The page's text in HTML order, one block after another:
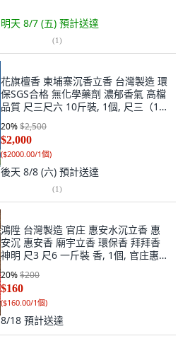
明天 8/7 (五) 預計送達
(1)
花旗檀香 柬埔寨沉香立香 台灣製造 環
保SGS合格 無化學藥劑 濃郁香氣 高檔
品質 尺三尺六 10斤裝, 1個, 尺三（10
20%$2,500
$2,000
($2000.00/1個)
後天 8/8 (六) 預計送達
(1)
鴻陞 台灣製造 官庄 惠安水沉立香 惠
安沉 惠安香 廟宇立香 環保香 拜拜香
神明 尺3 尺6 一斤裝 香, 1個, 官庄惠安
水沉立香 試用品40克
20%$200
$160
($160.00/1個)
8/18 預計送達